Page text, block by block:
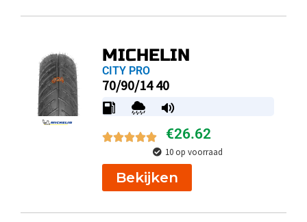
MICHELIN
CITY PRO
70/90/14 40
€26.62
10 op voorraad
Bekijken